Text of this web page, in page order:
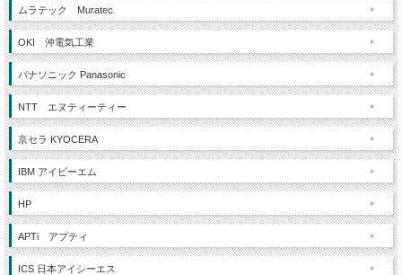
ムラテック Muratec
OKI 沖電気工業
パナソニック Panasonic
NTT エヌティーティー
京セラ KYOCERA
IBM アイビーエム
HP
APTi アプティ
ICS 日本アイシーエス